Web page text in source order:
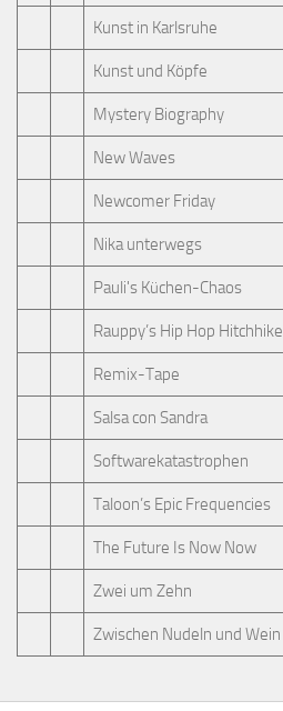
Kunst in Karlsruhe
Kunst und Köpfe
Mystery Biography
New Waves
Newcomer Friday
Nika unterwegs
Pauli's Küchen-Chaos
Rauppy’s Hip Hop Hitchhike
Remix-Tape
Salsa con Sandra
Softwarekatastrophen
Taloon’s Epic Frequencies
The Future Is Now Now
Zwei um Zehn
Zwischen Nudeln und Wein